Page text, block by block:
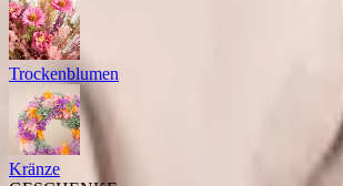
Trockenblumen
Kränze